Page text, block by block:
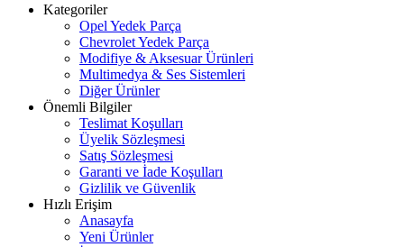
Kategoriler
Opel Yedek Parça
Chevrolet Yedek Parça
Modifiye & Aksesuar Ürünleri
Multimedya & Ses Sistemleri
Diğer Ürünler
Önemli Bilgiler
Teslimat Koşulları
Üyelik Sözleşmesi
Satış Sözleşmesi
Garanti ve İade Koşulları
Gizlilik ve Güvenlik
Hızlı Erişim
Anasayfa
Yeni Ürünler